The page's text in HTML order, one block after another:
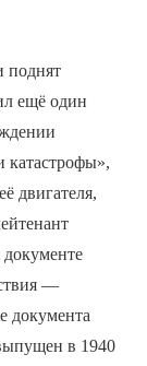
поднят
ещё один
катастрофы»,
двигателя,
—
документа
в 1940